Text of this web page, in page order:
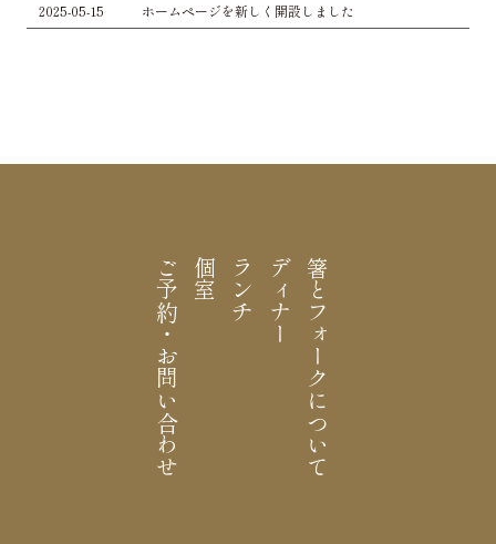
2025-05-15
ホームページを新しく開設しました
ご予約・お問い合わせ 個室 ランチ ディナー 箸とフォークについて